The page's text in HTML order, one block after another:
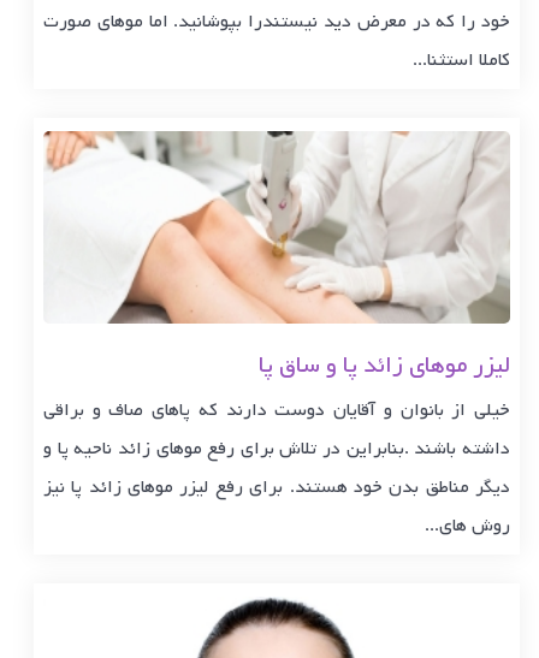
خود را که در معرض دید نیستندرا بپوشانید. اما موهای صورت
کاملا استثنا...
لیزر موهای زائد پا و ساق پا
خیلی از بانوان و آقایان دوست دارند که پاهای صاف و براقی
داشته باشند .بنابراین در تلاش برای رفع موهای زائد ناحیه پا و
دیگر مناطق بدن خود هستند. برای رفع لیزر موهای زائد پا نیز
روش های...